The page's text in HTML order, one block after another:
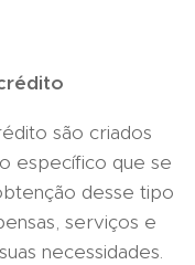
são criados
específico que se
desse tipo
serviços e
necessidades.